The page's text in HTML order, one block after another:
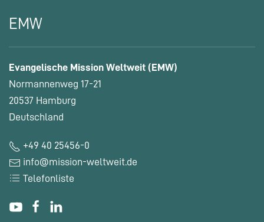
EMW
Evangelische Mission Weltweit (EMW)
Normannenweg 17-21
20537 Hamburg
Deutschland
+49 40 25456-0
info@mission-weltweit.de
Telefonliste